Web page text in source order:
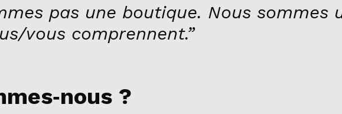
pas une boutique. Nous sommes
vous comprennent.”
?